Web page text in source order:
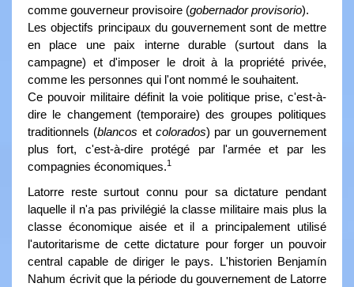
comme gouverneur provisoire (gobernador provisorio).
Les objectifs principaux du gouvernement sont de mettre
en place une paix interne durable (surtout dans la
campagne) et d'imposer le droit à la propriété privée,
comme les personnes qui l'ont nommé le souhaitent.
Ce pouvoir militaire définit la voie politique prise, c'est-à-
dire le changement (temporaire) des groupes politiques
traditionnels (blancos etcolorados) par un gouvernement
plus fort, c'est-à-dire protégé par l'armée et par les
compagnies économiques.1
Latorre reste surtout connu pour sa dictature pendant
laquelle il n'a pas privilégié la classe militaire mais plus la
classe économique aisée et il a principalement utilisé
l'autoritarisme de cette dictature pour forger un pouvoir
central capable de diriger le pays. L'historien Benjamín
Nahum écrivit que la période du gouvernement de Latorre